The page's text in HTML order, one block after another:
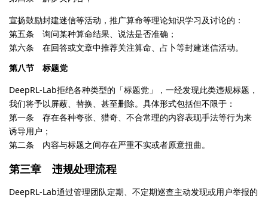
宣扬鼓励封建迷信等活动，推广算命等理论知识学习及讨论的：
第五条 询问某种算命结果、说法是否准确；
第六条 在回答或文章中推荐关注算命、占卜等封建迷信活动。
第八节 标题党
DeepRL-Lab拒绝各种类型的「标题党」，一经发现此类违规标题，
我们将予以屏蔽、替换、甚至删除。具体形式包括但不限于：
第一条 存在各种夸张、猎奇、不合常理的内容表现手法等行为来
诱导用户；
第二条 内容与标题之间存在严重不实或者原意扭曲。
第三章 违规处理流程
DeepRL-Lab通过管理团队定期、不定期巡查主动发现或用户举报的